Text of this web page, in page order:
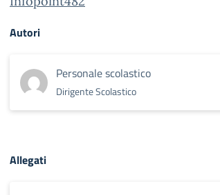
Autori
Personale scolastico
Dirigente Scolastico
Allegati